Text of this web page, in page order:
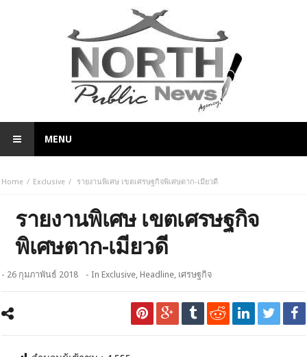
MENU
Home Exclusive รายงานพิเศษ เขตเศรษฐกิจพิเศษตาก-เมียวดี
รายงานพิเศษ เขตเศรษฐกิจ
พิเศษตาก-เมียวดี
- 26 กุมภาพันธ์ 2018 - InExclusive,Headline, เศรษฐกิจ